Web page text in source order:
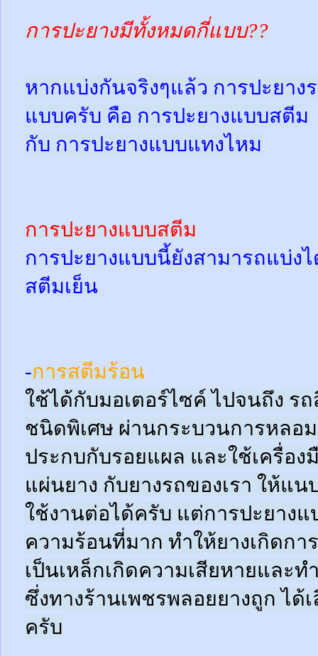
การปะยางมีทั้งหมดกี่แบบ??
หากแบ่งกันจริงๆแล้ว การปะยาง
แบบครับ คือ การปะยางแบบสตีม
กับ การปะยางแบบแทงไหม
การปะยางแบบสตีม
การปะยางแบบนี้ยังสามารถแบ่ง
สตีมเย็น
-การสตีมร้อน
ใช้ได้กับมอเตอร์ไซค์ ไปจนถึง ร
ชนิดพิเศษ ผ่านกระบวนการหลอ
ประกบกับรอยแผล และใช้เครื่อง
แผ่นยาง กับยางรถของเรา ให้แ
ใช้งานต่อได้ครับ แต่การปะยาง
ความร้อนที่มาก ทำให้ยางเกิดกา
เป็นเหล็กเกิดความเสียหายและท
ซึ่งทางร้านเพชรพลอยยางถูก ได้
ครับ